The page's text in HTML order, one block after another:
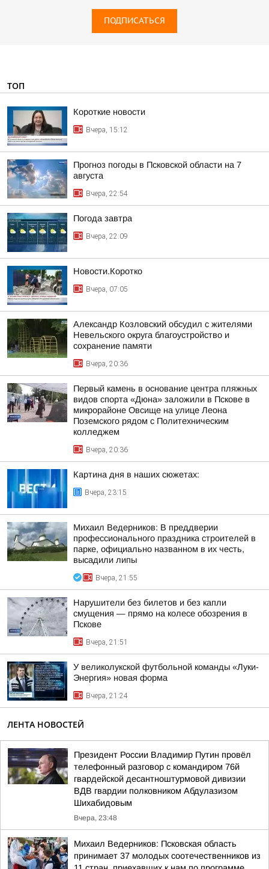
ПОДПИСАТЬСЯ
ТОП
Короткие новости
Вчера, 15:12
Прогноз погоды в Псковской области на 7
августа
Вчера, 22:54
Погода завтра
Вчера, 22:09
Новости.Коротко
Вчера, 07:05
Александр Козловский обсудил с жителями
Невельского округа благоустройство и
сохранение памяти
Вчера, 20:36
Первый камень в основание центра пляжных
видов спорта «Дюна» заложили в Пскове в
микрорайоне Овсище на улице Леона
Поземского рядом с Политехническим
колледжем
Вчера, 20:36
Картина дня в наших сюжетах:
Вчера, 23:15
Михаил Ведерников: В преддверии
профессионального праздника строителей в
парке, официально названном в их честь,
высадили липы
Вчера, 21:55
Нарушители без билетов и без капли
смущения — прямо на колесе обозрения в
Пскове
Вчера, 21:51
У великолукской футбольной команды «Луки-
Энергия» новая форма
Вчера, 21:24
ЛЕНТА НОВОСТЕЙ
Президент России Владимир Путин провёл
телефонный разговор с командиром 76й
гвардейской десантноштурмовой дивизии
ВДВ гвардии полковником Абдулазизом
Шихабидовым
Вчера, 23:48
Михаил Ведерников: Псковская область
принимает 37 молодых соотечественников из